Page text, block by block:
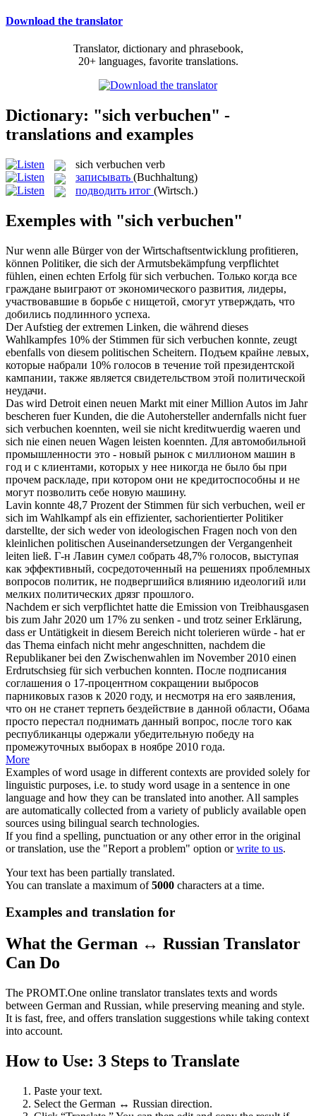
Download the translator
Translator, dictionary and phrasebook,
20+ languages, favorite translations.
Dictionary: "sich verbuchen" -
translations and examples
sich verbuchen verb
записывать (Buchhaltung)
подводить итог (Wirtsch.)
Exemples with "sich verbuchen"
Nur wenn alle Bürger von der Wirtschaftsentwicklung profitieren,
können Politiker, die sich der Armutsbekämpfung verpflichtet
fühlen, einen echten Erfolg fürsich verbuchen. Только когда все
граждане выиграют от экономического развития, лидеры,
участвовавшие в борьбе с нищетой, смогут утверждать, что
добились подлинного успеха.
Der Aufstieg der extremen Linken, die während dieses
Wahlkampfes 10% der Stimmen fürsich verbuchen konnte, zeugt
ebenfalls von diesem politischen Scheitern. Подъем крайне левых,
которые набрали 10% голосов в течение той президентской
кампании, также является свидетельством этой политической
неудачи.
Das wird Detroit einen neuen Markt mit einer Million Autos im Jahr
bescheren fuer Kunden, die die Autohersteller andernfalls nicht fuer
sich verbuchen koennten, weil sie nicht kreditwuerdig waeren und
sich nie einen neuen Wagen leisten koennten. Для автомобильной
промышленности это - новый рынок с миллионом машин в
год и с клиентами, которых у нее никогда не было бы при
прочем раскладе, при котором они не кредитоспособны и не
могут позволить себе новую машину.
Lavin konnte 48,7 Prozent der Stimmen fürsich verbuchen, weil er
sich im Wahlkampf als ein effizienter, sachorientierter Politiker
darstellte, der sich weder von ideologischen Fragen noch von den
kleinlichen politischen Auseinandersetzungen der Vergangenheit
leiten ließ. Г-н Лавин сумел собрать 48,7% голосов, выступая
как эффективный, сосредоточенный на решениях проблемных
вопросов политик, не подвергшийся влиянию идеологий или
мелких политических дрязг прошлого.
Nachdem er sich verpflichtet hatte die Emission von Treibhausgasen
bis zum Jahr 2020 um 17% zu senken - und trotz seiner Erklärung,
dass er Untätigkeit in diesem Bereich nicht tolerieren würde - hat er
das Thema einfach nicht mehr angeschnitten, nachdem die
Republikaner bei den Zwischenwahlen im November 2010 einen
Erdrutschsieg fürsich verbuchen konnten. После подписания
соглашения о 17-процентном сокращении выбросов
парниковых газов к 2020 году, и несмотря на его заявления,
что он не станет терпеть бездействие в данной области, Обама
просто перестал поднимать данный вопрос, после того как
республиканцы одержали убедительную победу на
промежуточных выборах в ноябре 2010 года.
More
Examples of word usage in different contexts are provided solely for
linguistic purposes, i.e. to study word usage in a sentence in one
language and how they can be translated into another. All samples
are automatically collected from a variety of publicly available open
sources using bilingual search technologies.
If you find a spelling, punctuation or any other error in the original
or translation, use the "Report a problem" option orwrite to us.
Your text has been partially translated.
You can translate a maximum of5000 characters at a time.
Examples and translation for
What the German ↔ Russian Translator
Can Do
The PROMT.One online translator translates texts and words
between German and Russian, while preserving meaning and style.
It is fast, free, and offers translation suggestions while taking context
into account.
How to Use: 3 Steps to Translate
Paste your text.
Select the German ↔ Russian direction.